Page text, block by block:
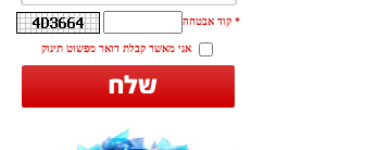
* קוד אבטחה
אני מאשר קבלת דואר מפשוט תינוק